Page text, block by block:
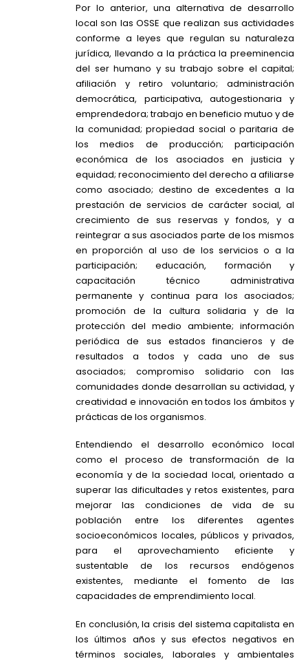
Por lo anterior, una alternativa de desarrollo
local son las OSSE que realizan sus actividades
conforme a leyes que regulan su naturaleza
jurídica, llevando a la práctica la preeminencia
del ser humano y su trabajo sobre el capital;
afiliación y retiro voluntario; administración
democrática, participativa, autogestionaria y
emprendedora; trabajo en beneficio mutuo y de
la comunidad; propiedad social o paritaria de
los medios de producción; participación
económica de los asociados en justicia y
equidad; reconocimiento del derecho a afiliarse
como asociado; destino de excedentes a la
prestación de servicios de carácter social, al
crecimiento de sus reservas y fondos, y a
reintegrar a sus asociados parte de los mismos
en proporción al uso de los servicios o a la
participación; educación, formación y
capacitación técnico administrativa
permanente y continua para los asociados;
promoción de la cultura solidaria y de la
protección del medio ambiente; información
periódica de sus estados financieros y de
resultados a todos y cada uno de sus
asociados; compromiso solidario con las
comunidades donde desarrollan su actividad, y
creatividad e innovación en todos los ámbitos y
prácticas de los organismos.
Entendiendo el desarrollo económico local
como el proceso de transformación de la
economía y de la sociedad local, orientado a
superar las dificultades y retos existentes, para
mejorar las condiciones de vida de su
población entre los diferentes agentes
socioeconómicos locales, públicos y privados,
para el aprovechamiento eficiente y
sustentable de los recursos endógenos
existentes, mediante el fomento de las
capacidades de emprendimiento local.
En conclusión, la crisis del sistema capitalista en
los últimos años y sus efectos negativos en
términos sociales, laborales y ambientales